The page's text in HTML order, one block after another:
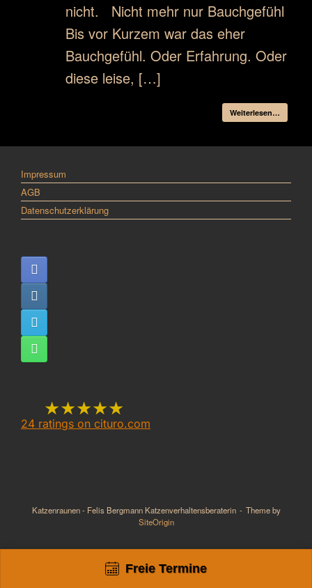
nicht. Nicht mehr nur Bauchgefühl
Bis vor Kurzem war das eher
Bauchgefühl. Oder Erfahrung. Oder
diese leise, […]
Weiterlesen…
Impressum
AGB
Datenschutzerklärung
Katzenverhaltensberaterin,
Katzenpsychologin,
★★★★★
24 ratings on cituro.com
Katzenraunen - Felis Bergmann Katzenverhaltensberaterin
Theme by
SiteOrigin
Freie Termine